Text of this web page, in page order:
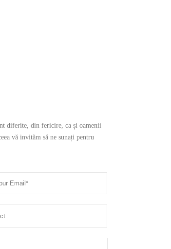
diferite, din fericire, ca și oamenii
vă invităm să ne sunați pentru